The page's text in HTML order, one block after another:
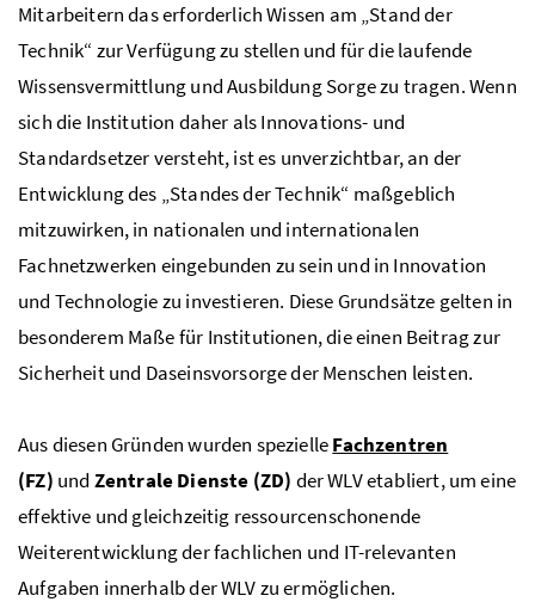
Mitarbeitern das erforderlich Wissen am „Stand der
Technik“ zur Verfügung zu stellen und für die laufende
Wissensvermittlung und Ausbildung Sorge zu tragen. Wenn
sich die Institution daher als Innovations- und
Standardsetzer versteht, ist es unverzichtbar, an der
Entwicklung des „Standes der Technik“ maßgeblich
mitzuwirken, in nationalen und internationalen
Fachnetzwerken eingebunden zu sein und in Innovation
und Technologie zu investieren. Diese Grundsätze gelten in
besonderem Maße für Institutionen, die einen Beitrag zur
Sicherheit und Daseinsvorsorge der Menschen leisten.
Aus diesen Gründen wurden spezielleFachzentren
(FZ) und Zentrale Dienste (ZD) derWLVetabliert, um eine
effektive und gleichzeitig ressourcenschonende
Weiterentwicklung der fachlichen und IT-relevanten
Aufgaben innerhalb derWLVzu ermöglichen.